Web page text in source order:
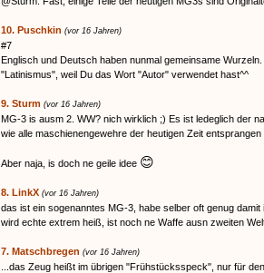
10. Puschkin (vor 16 Jahren)
#7
Englisch und Deutsch haben nunmal gemeinsame
"Latinismus", weil Du das Wort "Autor" verwendet hast^^
9. Sturm (vor 16 Jahren)
MG-3 is ausm 2. WW? nich wirklich ;) Es ist ledeglich der
wie alle maschienengewehre der heutigen Zeit
Aber naja, is doch ne geile idee 😊
8. LinkX (vor 16 Jahren)
das ist ein sogenanntes MG-3, habe selber oft genug
wird echte extrem heiß, ist noch ne Waffe ausn zweiten
7. Matschbregen (vor 16 Jahren)
...das Zeug heißt im übrigen "Frühstücksspeck", nur für